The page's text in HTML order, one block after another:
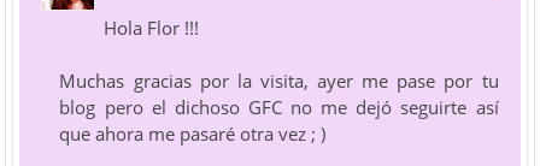
Hola Flor !!!
Muchas gracias por la visita, ayer me pase por tu
blog pero el dichoso GFC no me dejó seguirte así
que ahora me pasaré otra vez ; )